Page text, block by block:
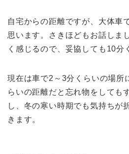
自宅からの距離ですが、大体車
思います。さきほどもお話しま
く感じるので、妥協しても10分
現在は車で2～3分くらいの場所
らいの距離だと忘れ物をしても
し、冬の寒い時期でも気持ちが
きます。